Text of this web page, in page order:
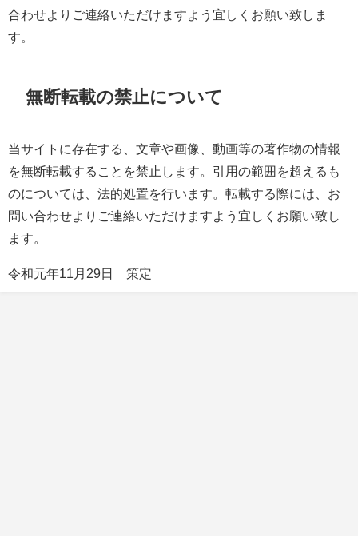
合わせよりご連絡いただけますよう宜しくお願い致しま
す。
無断転載の禁止について
当サイトに存在する、文章や画像、動画等の著作物の情報
を無断転載することを禁止します。引用の範囲を超えるも
のについては、法的処置を行います。転載する際には、お
問い合わせよりご連絡いただけますよう宜しくお願い致し
ます。
令和元年11月29日 策定